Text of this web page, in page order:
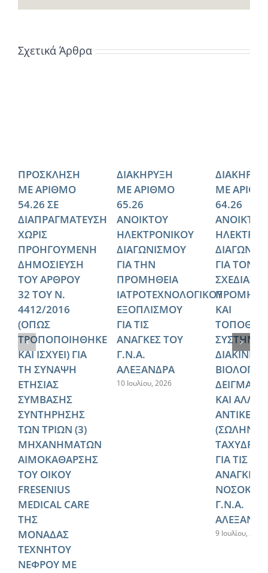
Σχετικά Άρθρα
ΠΡΟΣΚΛΗΣΗ
ΜΕ ΑΡΙΘΜΟ
54.26 ΣΕ
ΔΙΑΠΡΑΓΜΑΤΕΥΣΗ
ΧΩΡΙΣ
ΠΡΟΗΓΟΥΜΕΝΗ
ΔΗΜΟΣΙΕΥΣΗ
ΤΟΥ ΑΡΘΡΟΥ
32 ΤΟΥ Ν.
4412/2016
(ΟΠΩΣ
ΤΡΟΠΟΠΟΙΗΘΗΚΕ
ΚΑΙ ΙΣΧΥΕΙ) ΓΙΑ
ΤΗ ΣΥΝΑΨΗ
ΕΤΗΣΙΑΣ
ΣΥΜΒΑΣΗΣ
ΣΥΝΤΗΡΗΣΗΣ
ΤΩΝ ΤΡΙΩΝ (3)
ΜΗΧΑΝΗΜΑΤΩΝ
ΑΙΜΟΚΑΘΑΡΣΗΣ
ΤΟΥ ΟΙΚΟΥ
FRESENIUS
MEDICAL CARE
ΤΗΣ
ΜΟΝΑΔΑΣ
ΤΕΧΝΗΤΟΥ
ΝΕΦΡΟΥ ΜΕ
ΔΙΑΚΗΡΥΞΗ
ΜΕ ΑΡΙΘΜΟ
65.26
ΑΝΟΙΚΤΟΥ
ΗΛΕΚΤΡΟΝΙΚΟΥ
ΔΙΑΓΩΝΙΣΜΟΥ
ΓΙΑ ΤΗΝ
ΠΡΟΜΗΘΕΙΑ
ΙΑΤΡΟΤΕΧΝΟΛΟΓΙΚΟΥ
ΕΞΟΠΛΙΣΜΟΥ
ΓΙΑ ΤΙΣ
ΑΝΑΓΚΕΣ ΤΟΥ
Γ.Ν.Α.
ΑΛΕΞΑΝΔΡΑ
10 Ιουλίου, 2026
ΜΕ
64.26
ΑΝΟΙΚΤΟΥ
ΓΙΑ ΤΟΝ
ΚΑΙ
ΚΑΙ
ΓΙΑ ΤΙΣ
ΑΝΑΓΚΕΣ
Γ.Ν.Α.
9 Ιουλίου, 2026